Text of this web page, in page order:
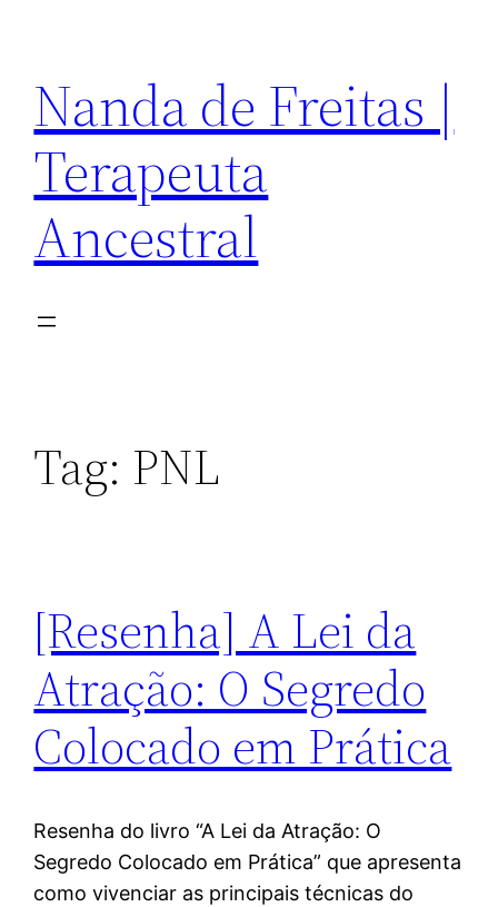
conteúdo
Nanda de Freitas |
Terapeuta
Ancestral
Tag: PNL
[Resenha] A Lei da
Atração: O Segredo
Colocado em Prática
Resenha do livro “A Lei da Atração: O
Segredo Colocado em Prática” que apresenta
como vivenciar as principais técnicas do